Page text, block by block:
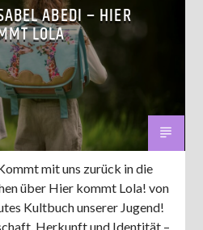
ABEDI – HIER
LOLA
mit uns zurück in die
über Hier kommt Lola! von
Kultbuch unserer Jugend!
Herkunft und Identität –